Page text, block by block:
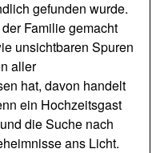
gefunden wurde.
Familie gemacht
unsichtbaren Spuren
aller
hat, davon handelt
ein Hochzeitsgast
die Suche nach
ans Licht.